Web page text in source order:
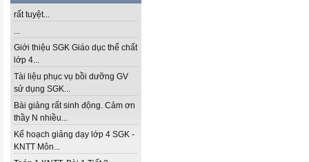
rất tuyệt...
...
Giới thiệu SGK Giáo dục thể chất
lớp 4...
Tài liệu phục vụ bồi dưỡng GV
sử dụng SGK...
Bài giảng rất sinh động. Cảm ơn
thầy N nhiều...
Kế hoạch giảng dạy lớp 4 SGK -
KNTT Môn...